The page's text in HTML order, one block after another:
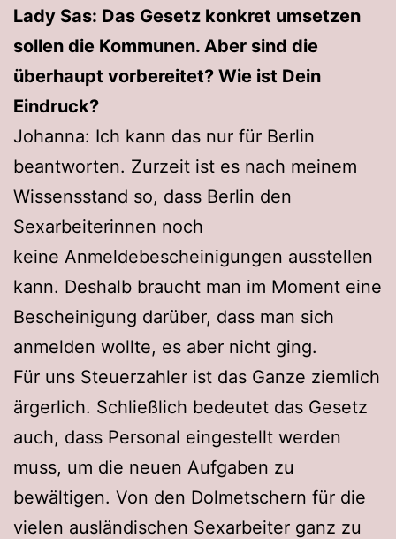
Lady Sas: Das Gesetz konkret umsetzen
sollen die Kommunen. Aber sind die
überhaupt vorbereitet? Wie ist Dein
Eindruck?
Johanna: Ich kann das nur für Berlin
beantworten. Zurzeit ist es nach meinem
Wissensstand so, dass Berlin den
Sexarbeiterinnen noch
keine Anmeldebescheinigungen ausstellen
kann. Deshalb braucht man im Moment eine
Bescheinigung darüber, dass man sich
anmelden wollte, es aber nicht ging.
Für uns Steuerzahler ist das Ganze ziemlich
ärgerlich. Schließlich bedeutet das Gesetz
auch, dass Personal eingestellt werden
muss, um die neuen Aufgaben zu
bewältigen. Von den Dolmetschern für die
vielen ausländischen Sexarbeiter ganz zu